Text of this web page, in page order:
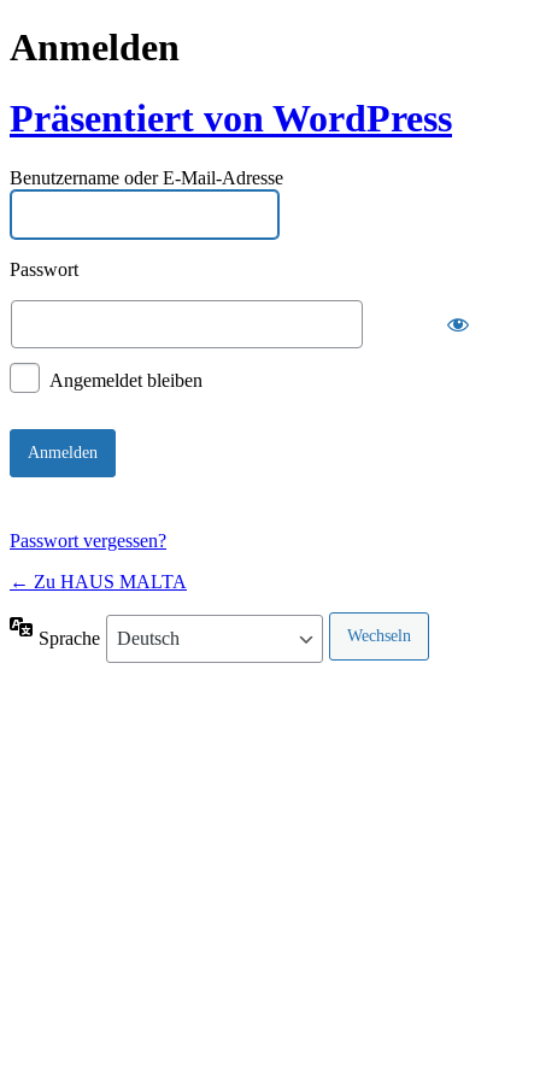
Anmelden
Präsentiert von WordPress
Benutzername oder E-Mail-Adresse
Passwort
Angemeldet bleiben
Passwort vergessen?
← Zu HAUS MALTA
Sprache